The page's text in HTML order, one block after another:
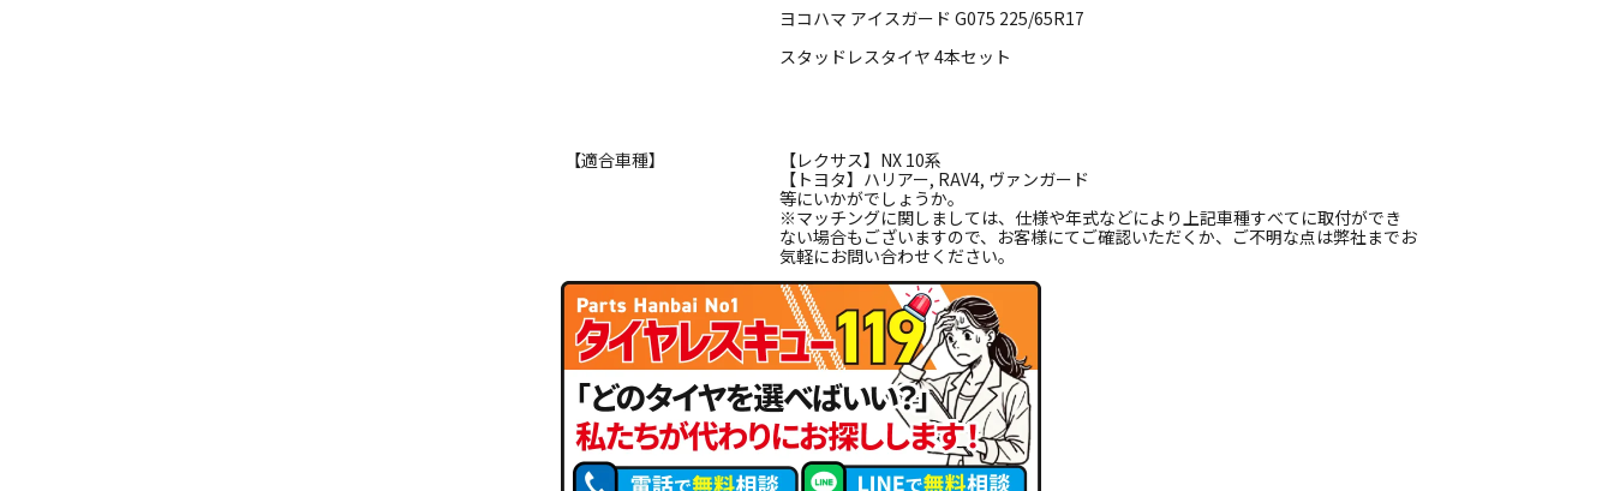
ヨコハマ アイスガード G075 225/65R17
スタッドレスタイヤ 4本セット
【適合車種】
【レクサス】NX 10系
【トヨタ】ハリアー, RAV4, ヴァンガード
等にいかがでしょうか。
※マッチングに関しましては、仕様や年式などにより上記車種すべてに取付ができ
ない場合もございますので、お客様にてご確認いただくか、ご不明な点は弊社までお
気軽にお問い合わせください。